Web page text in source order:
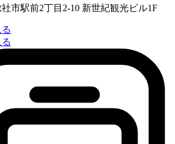
市駅前2丁目2-10 新世紀観光ビル1F